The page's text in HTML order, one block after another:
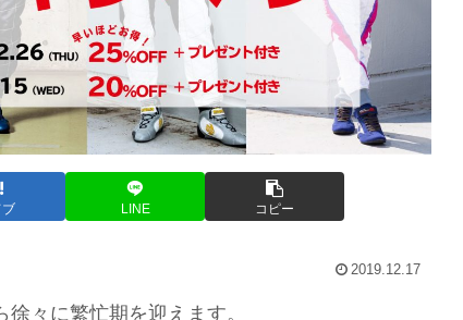
LINE コピー
2019.12.17
々に繁忙期を迎えます。